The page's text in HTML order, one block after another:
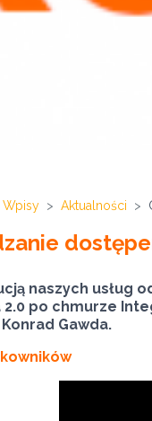
Wpisy Aktualności
naszych usług
2.0 po chmurze
Gawda.